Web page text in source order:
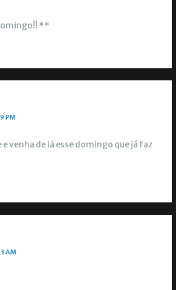
**
PM
venha de lá esse domingo que já faz
AM